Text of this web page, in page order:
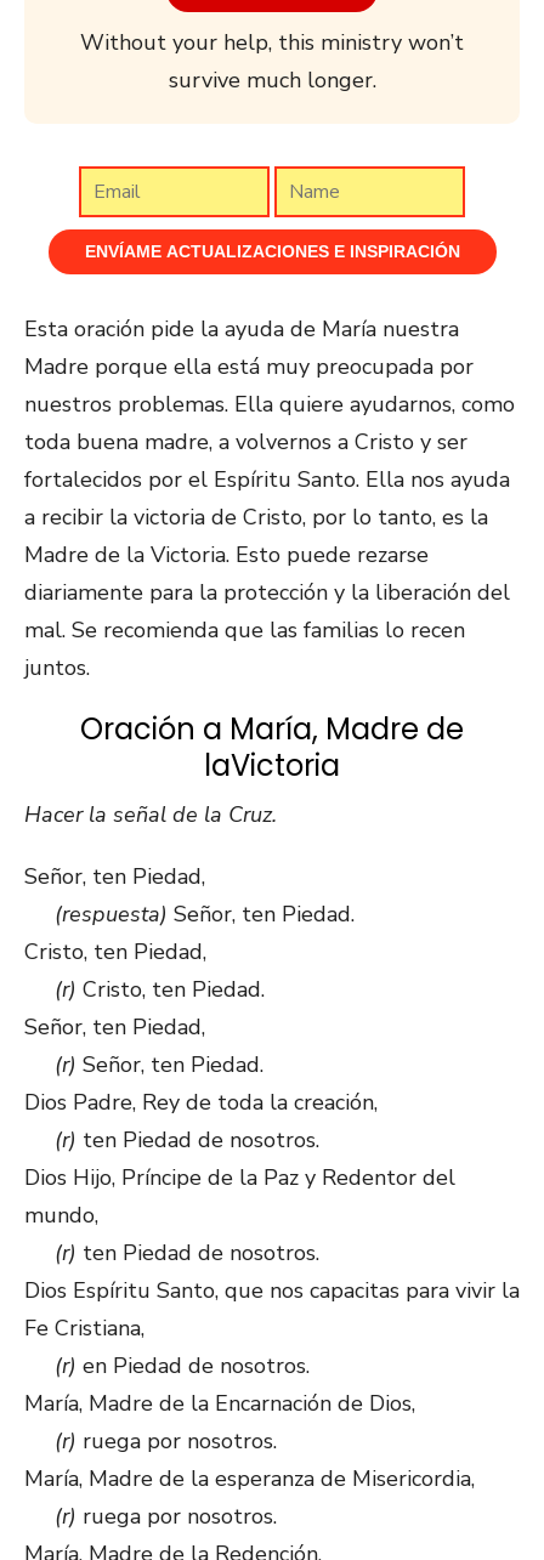
Without your help, this ministry won’t
survive much longer.
Esta oración pide la ayuda de María nuestra
Madre porque ella está muy preocupada por
nuestros problemas. Ella quiere ayudarnos, como
toda buena madre, a volvernos a Cristo y ser
fortalecidos por el Espíritu Santo. Ella nos ayuda
a recibir la victoria de Cristo, por lo tanto, es la
Madre de la Victoria. Esto puede rezarse
diariamente para la protección y la liberación del
mal. Se recomienda que las familias lo recen
juntos.
Oración a María, Madre de
laVictoria
Hacer la señal de la Cruz.
Señor, ten Piedad,
(respuesta) Señor, ten Piedad.
Cristo, ten Piedad,
(r) Cristo, ten Piedad.
Señor, ten Piedad,
(r) Señor, ten Piedad.
Dios Padre, Rey de toda la creación,
(r) ten Piedad de nosotros.
Dios Hijo, Príncipe de la Paz y Redentor del
mundo,
(r) ten Piedad de nosotros.
Dios Espíritu Santo, que nos capacitas para vivir la
Fe Cristiana,
(r) en Piedad de nosotros.
María, Madre de la Encarnación de Dios,
(r) ruega por nosotros.
María, Madre de la esperanza de Misericordia,
(r) ruega por nosotros.
María, Madre de la Redención,